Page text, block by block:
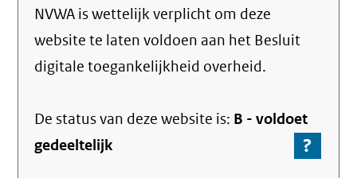
link)
NVWA is wettelijk verplicht om deze
website te laten voldoen aan het Besluit
digitale toegankelijkheid overheid.
De status van dezewebsite is: B -voldoet
gedeeltelijk
?
Ga